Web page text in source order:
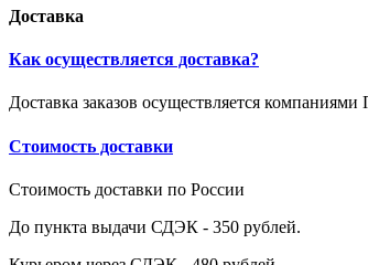
Доставка
Как осуществляется доставка?
Доставка заказов осуществляется
Стоимость доставки
Стоимость доставки по России
До пункта выдачи СДЭК - 350 рублей.